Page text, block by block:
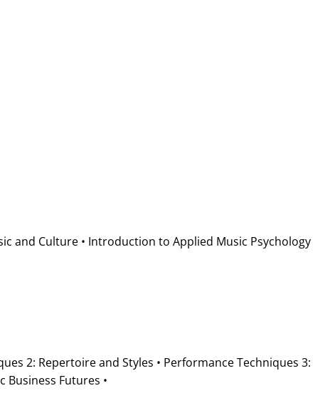
and Culture • Introduction to Applied Music Psychology
2: Repertoire and Styles • Performance Techniques 3:
Business Futures •